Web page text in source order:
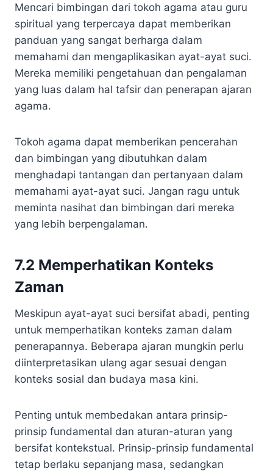
Mencari bimbingan dari tokoh agama atau guru
spiritual yang terpercaya dapat memberikan
panduan yang sangat berharga dalam
memahami dan mengaplikasikan ayat-ayat suci.
Mereka memiliki pengetahuan dan pengalaman
yang luas dalam hal tafsir dan penerapan ajaran
agama.
Tokoh agama dapat memberikan pencerahan
dan bimbingan yang dibutuhkan dalam
menghadapi tantangan dan pertanyaan dalam
memahami ayat-ayat suci. Jangan ragu untuk
meminta nasihat dan bimbingan dari mereka
yang lebih berpengalaman.
7.2 Memperhatikan Konteks
Zaman
Meskipun ayat-ayat suci bersifat abadi, penting
untuk memperhatikan konteks zaman dalam
penerapannya. Beberapa ajaran mungkin perlu
diinterpretasikan ulang agar sesuai dengan
konteks sosial dan budaya masa kini.
Penting untuk membedakan antara prinsip-
prinsip fundamental dan aturan-aturan yang
bersifat kontekstual. Prinsip-prinsip fundamental
tetap berlaku sepanjang masa, sedangkan